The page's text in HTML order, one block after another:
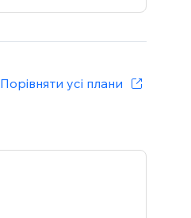
Порівняти усі плани